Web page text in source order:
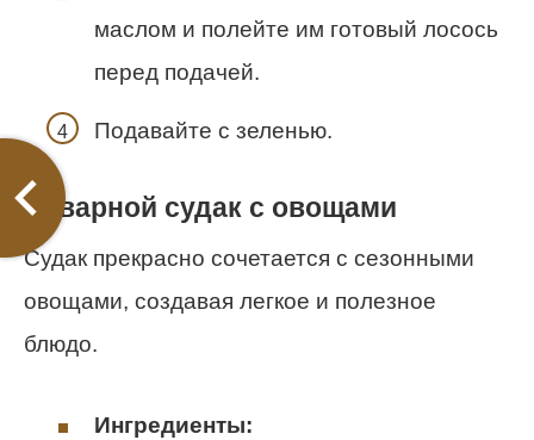
маслом и полейте им готовый лосось
перед подачей.
Подавайте с зеленью.
Отварной судак с овощами
Судак прекрасно сочетается с сезонными
овощами, создавая легкое и полезное
блюдо.
Ингредиенты: